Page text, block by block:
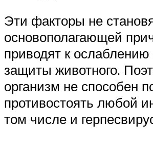
Эти факторы не
основополагающей
приводят к
защиты животного.
организм не способен
противостоять любой
том числе и